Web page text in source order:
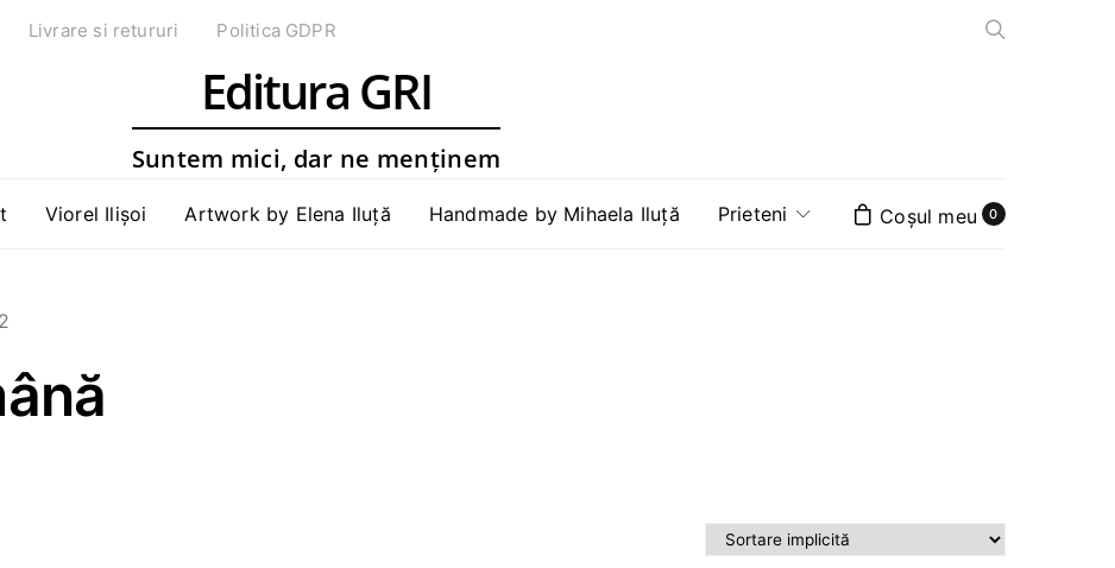
Livrare si retururi Politica GDPR
Editura GRI
Suntem mici, dar ne menținem
Viorel Ilișoi Artwork by Elena Iluță Handmade by Mihaela Iluță Prieteni 0